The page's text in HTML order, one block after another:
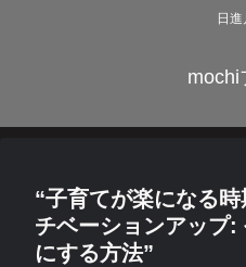
日
mochi
“子育てが楽になる
チベーションアップ:
にする方法”